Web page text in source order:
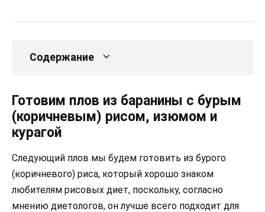
Содержание
Готовим плов из баранины с бурым
(коричневым) рисом, изюмом и
курагой
Следующий плов мы будем готовить из бурого
(коричневого) риса, который хорошо знаком
любителям рисовых диет, поскольку, согласно
мнению диетологов, он лучше всего подходит для